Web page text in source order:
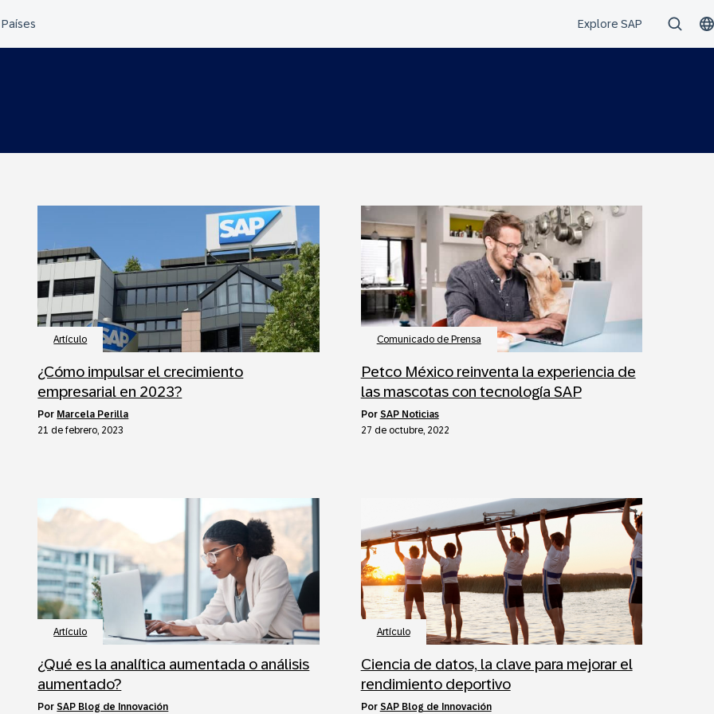
Artículo
¿Cómo impulsar el crecimiento
empresarial en 2023?
por Marcela Perilla
21 de febrero, 2023
Comunicado de Prensa
Petco México reinventa la experiencia de
las mascotas con tecnología SAP
por SAP Noticias
27 de octubre, 2022
Artículo
¿Qué es la analítica aumentada o análisis
aumentado?
porSAP Blog de Innovación
Artículo
Ciencia de datos, la clave para mejorar el
rendimiento deportivo
por SAP Blog de Innovación